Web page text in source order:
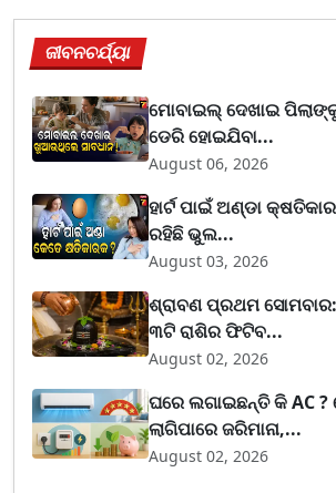
ଜୀବନଚର୍ଯ୍ୟା
ମୋବାଇଲ୍ ଦେଖାଇ
ଡେରି ହୋଇଯିବା...
August 06, 2026
ହାର୍ଟ ପାଇଁ ଅଣ୍ଡା
ରହିଛି ଭୁଲ...
August 03, 2026
ଶ୍ରାବଣ ପ୍ରଥମ
୩ଟି ରାଶିର ଫିଟିବ...
August 02, 2026
ଘରେ ଲଗାଇଛନ୍ତି କି AC
ଲାଗିପାରେ ଜରିମାନା,...
August 02, 2026